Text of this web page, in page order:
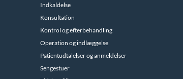
Indkaldelse
Konsultation
Kontrol og efterbehandling
Operation og indlæggelse
Patientudtalelser og anmeldelser
Sengestuer